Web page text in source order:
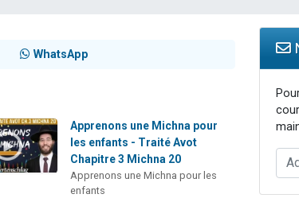
WhatsApp
Apprenons une Michna pour
les enfants - Traité Avot
Chapitre 3 Michna 20
Apprenons une Michna pour les
enfants